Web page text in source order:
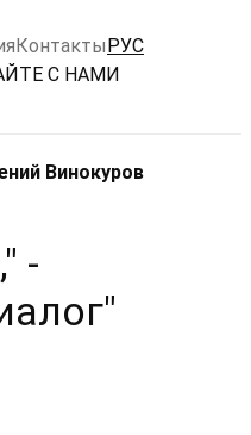
КонтактыРУС
С НАМИ
Винокуров
-